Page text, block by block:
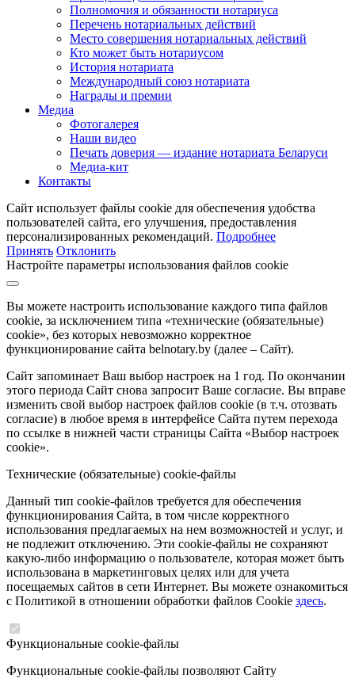
Полномочия и обязанности нотариуса
Перечень нотариальных действий
Место совершения нотариальных действий
Кто может быть нотариусом
История нотариата
Международный союз нотариата
Награды и премии
Медиа
Фотогалерея
Наши видео
Печать доверия — издание нотариата Беларуси
Медиа-кит
Контакты
Сайт использует файлы cookie для обеспечения удобства
пользователей сайта, его улучшения, предоставления
персонализированных рекомендаций. Подробнее
Принять Отклонить
Настройте параметры использования файлов cookie
Вы можете настроить использование каждого типа файлов
cookie, за исключением типа «технические (обязательные)
cookie», без которых невозможно корректное
функционирование сайта belnotary.by (далее – Сайт).
Сайт запоминает Ваш выбор настроек на 1 год. По окончании
этого периода Сайт снова запросит Ваше согласие. Вы вправе
изменить свой выбор настроек файлов cookie (в т.ч. отозвать
согласие) в любое время в интерфейсе Сайта путем перехода
по ссылке в нижней части страницы Сайта «Выбор настроек
cookie».
Технические (обязательные) cookie-файлы
Данный тип cookie-файлов требуется для обеспечения
функционирования Сайта, в том числе корректного
использования предлагаемых на нем возможностей и услуг, и
не подлежит отключению. Эти cookie-файлы не сохраняют
какую-либо информацию о пользователе, которая может быть
использована в маркетинговых целях или для учета
посещаемых сайтов в сети Интернет. Вы можете ознакомиться
с Политикой в отношении обработки файлов Cookie здесь.
Функциональные cookie-файлы
Функциональные cookie-файлы позволяют Сайту